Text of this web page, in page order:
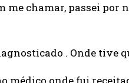
me chamar, passei
. Onde tive